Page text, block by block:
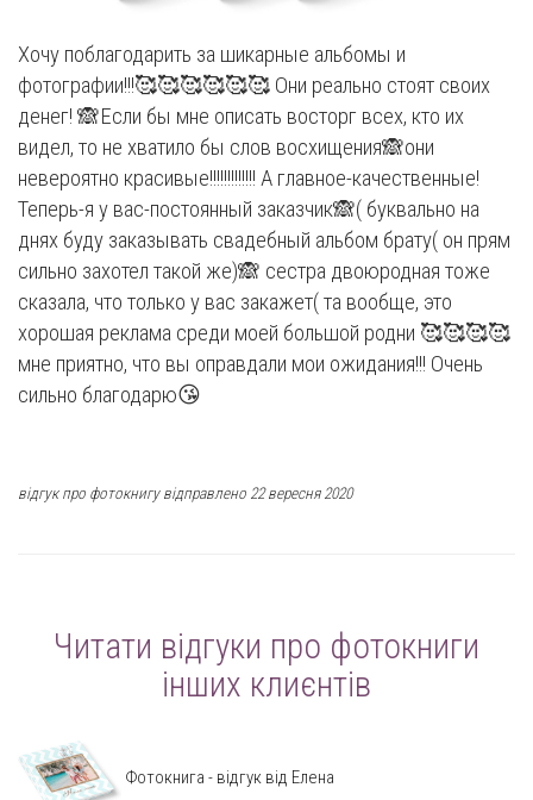
Хочу поблагодарить за шикарные альбомы и
фотографии!!!🥰🥰🥰🥰🥰🥰 Они реально стоят своих
денег! 🙈Если бы мне описать восторг всех, кто их
видел, то не хватило бы слов восхищения🙈они
невероятно красивые!!!!!!!!!!!!! А главное-качественные!
Теперь-я у вас-постоянный заказчик🙈( буквально на
днях буду заказывать свадебный альбом брату( он прям
сильно захотел такой же)🙈 сестра двоюродная тоже
сказала, что только у вас закажет( та вообще, это
хорошая реклама среди моей большой родни 🥰🥰🥰🥰
мне приятно, что вы оправдали мои ожидания!!! Очень
сильно благодарю😘
відгук про фотокнигу відправлено 22 вересня 2020
Читати відгуки про фотокниги
інших клиєнтів
Фотокнига - відгук від Елена